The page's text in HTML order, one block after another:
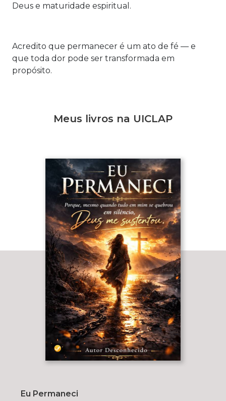
Deus e maturidade espiritual.
Acredito que permanecer é um ato de fé — e
que toda dor pode ser transformada em
propósito.
Meus livros na UICLAP
Eu Permaneci